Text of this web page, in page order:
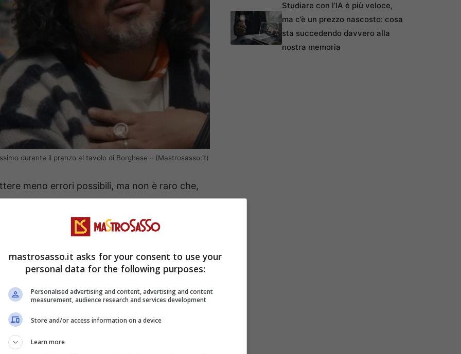
durante il pranzo al tavolo di Borghese – (Mastrosasso.it)
meno errori possibili, ma non è raro che,
disattenzioni. Complice anche
così spesso di dover servire uno chef
in una delle recenti puntate dello show
ad alcune frasi che non hanno fatto
addirittura il termine “opprimente”, ecco
di 4 Ristoranti:
cosa è successo
Studiare con l’IA è più veloce,
ma c’è un prezzo nascosto: cosa
sta succedendo davvero alla
nostra memoria
mastrosasso.it asks for your consent to use your
personal data for the following purposes:
Personalised advertising and content, advertising and content
measurement, audience research and services development
Store and/or access information on a device
Learn more